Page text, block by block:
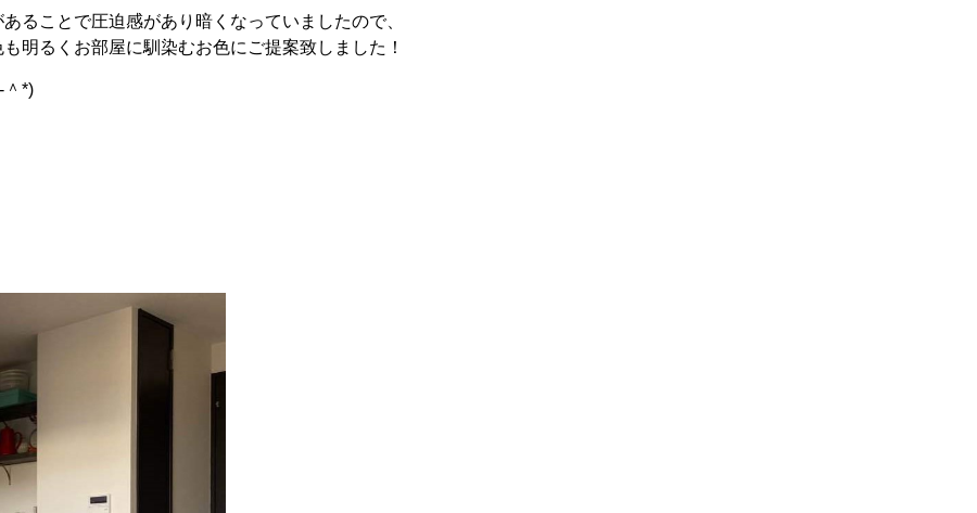
ることで圧迫感があり暗くなっていましたので、
明るくお部屋に馴染むお色にご提案致しました！
-＾*)